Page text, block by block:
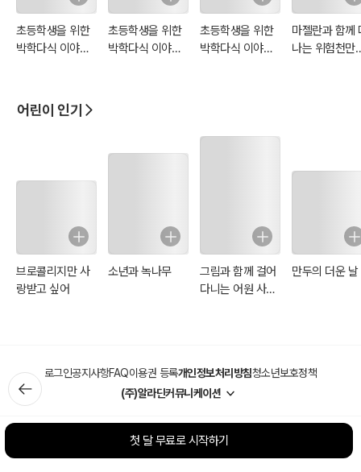
초등학생을 위한
박학다식 이야기 :
초등학생을 위한
박학다식 이야기 :
초등학생을 위한
박학다식 이야기 :
마젤란과 함께
나는 위험천만
어린이 인기
브로콜리지만 사
랑받고 싶어
소년과 녹나무
그림과 함께 걸어
다니는 어원 사전
만두의 더운 날
로그인공지사항FAQ이용권 등록개인정보처리방침청소년보호정책
(주)알라딘커뮤니케이션
첫 달 무료로 시작하기